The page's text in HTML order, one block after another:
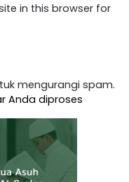
in this browser for
mengurangi spam.
Anda diproses